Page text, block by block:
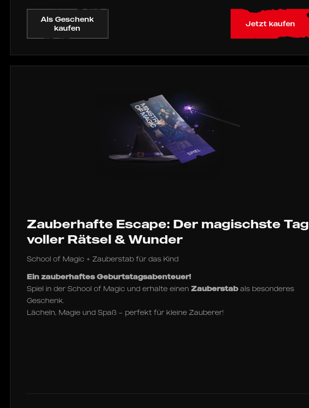
Als Geschenk
kaufen
Jetzt kaufen
Zauberhafte Escape: Der magischste Tag
voller Rätsel & Wunder
School of Magic + Zauberstab für das Kind
Ein zauberhaftes Geburtstagsabenteuer!
Spiel in der School of Magic und erhalte einen Zauberstabals besonderes
Geschenk.
Lächeln, Magie und Spaß – perfekt für kleine Zauberer!